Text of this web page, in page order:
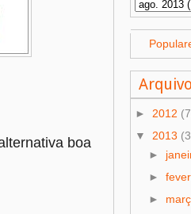
boa
► 2012
▼ 2013
►
►
►